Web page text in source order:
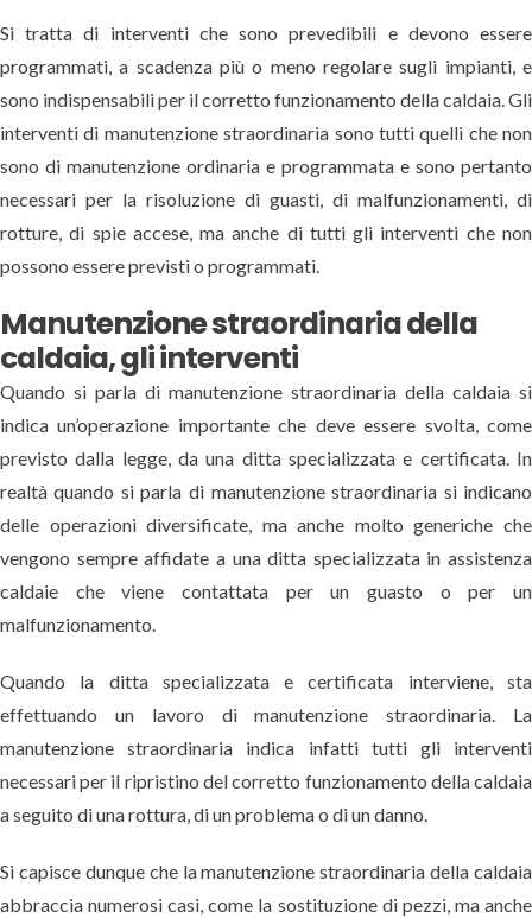
Si tratta di interventi che sono prevedibili e devono essere
programmati, a scadenza più o meno regolare sugli impianti, e
sono indispensabili per il corretto funzionamento della caldaia. Gli
interventi di manutenzione straordinaria sono tutti quelli che non
sono di manutenzione ordinaria e programmata e sono pertanto
necessari per la risoluzione di guasti, di malfunzionamenti, di
rotture, di spie accese, ma anche di tutti gli interventi che non
possono essere previsti o programmati.
Manutenzione straordinaria della
caldaia, gli interventi
Quando si parla di manutenzione straordinaria della caldaia si
indica un’operazione importante che deve essere svolta, come
previsto dalla legge, da una ditta specializzata e certificata. In
realtà quando si parla di manutenzione straordinaria si indicano
delle operazioni diversificate, ma anche molto generiche che
vengono sempre affidate a una ditta specializzata in assistenza
caldaie che viene contattata per un guasto o per un
malfunzionamento.
Quando la ditta specializzata e certificata interviene, sta
effettuando un lavoro di manutenzione straordinaria. La
manutenzione straordinaria indica infatti tutti gli interventi
necessari per il ripristino del corretto funzionamento della caldaia
a seguito di una rottura, di un problema o di un danno.
Si capisce dunque che la manutenzione straordinaria della caldaia
abbraccia numerosi casi, come la sostituzione di pezzi, ma anche